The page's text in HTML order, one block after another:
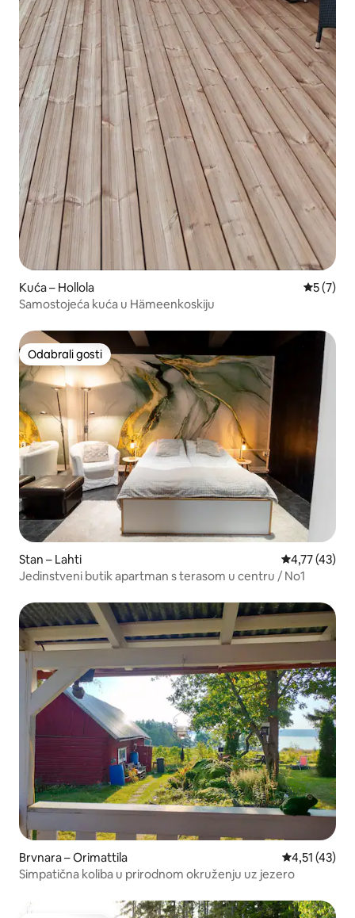
Kuća – Hollola
5 (7)
Samostojeća kuća u Hämeenkoskiju
Odabrali gosti
Odabrali gosti
Stan – Lahti Prosječna
4,77 (43)
Jedinstveni butik apartman s terasom u centru / No1
Brvnara – Orimattila Prosječna
4,51 (43)
Simpatična koliba u prirodnom okruženju uz jezero